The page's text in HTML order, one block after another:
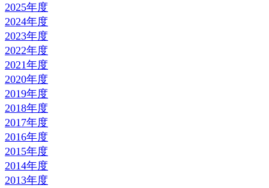
2025年度
2024年度
2023年度
2022年度
2021年度
2020年度
2019年度
2018年度
2017年度
2016年度
2015年度
2014年度
2013年度